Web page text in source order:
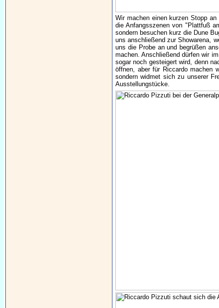
Wir machen einen kurzen Stopp
die Anfangsszenen von "Plattfuß
sondern besuchen kurz die Dune
uns anschließend zur Showarena,
uns die Probe an und begrüßen
machen. Anschließend dürfen wir
sogar noch gesteigert wird, denn
öffnen, aber für Riccardo machen
sondern widmet sich zu unserer
Ausstellungstücke.